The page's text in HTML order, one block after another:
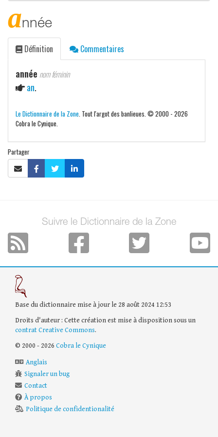
année
Définition Commentaires
année nom féminin
an.
Le Dictionnaire de la Zone . Tout l'argot des banlieues. © 2000 - 2026
Cobra le Cynique.
Partager
Suivre le Dictionnaire de la Zone
Base du dictionnaire mise à jour le 28 août 2024 12:53
Droits d'auteur : Cette création est mise à disposition sous un
contrat Creative Commons.
© 2000 - 2026 Cobra le Cynique
Anglais
Signaler un bug
Contact
À propos
Politique de confidentionalité